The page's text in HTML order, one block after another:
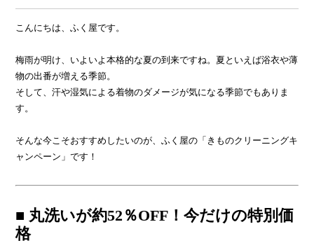
こんにちは、ふく屋です。
梅雨が明け、いよいよ本格的な夏の到来ですね。夏といえば浴衣や薄
物の出番が増える季節。
そして、汗や湿気による着物のダメージが気になる季節でもありま
す。
そんな今こそおすすめしたいのが、ふく屋の「きものクリーニングキ
ャンペーン」です！
■ 丸洗いが約52％OFF！今だけの特別価
格